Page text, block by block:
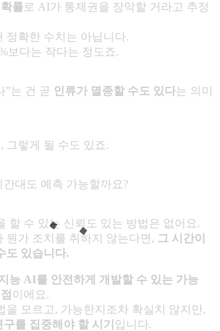
확률 로 AI가 통제권을 장악할 거라고 추정
정확한 수치는 아닙니다.
보다는 작다는 정도죠.
”는 건 곧 인류가 멸종할 수도 있다는 의미
그렇게 될 수도 있죠.
대도 예측 가능할까요?
할 수 있는 신뢰도 있는 방법은 없어요.
뭔가 조치를 취하지 않는다면, 그 시간이
도 있습니다.
능 AI를 안전하게 개발할 수 있는 가능
이에요.
을 모르고, 가능한지조차 확실치 않지만,
구를 집중해야 할 시기 입니다.